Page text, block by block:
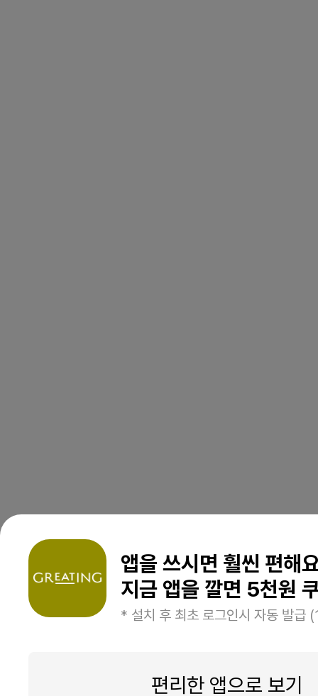
앱을 쓰시면 훨씬 편해
지금 앱을 깔면 5천원
* 설치 후 최초 로그인시 자동 발급
편리한 앱으로 보기